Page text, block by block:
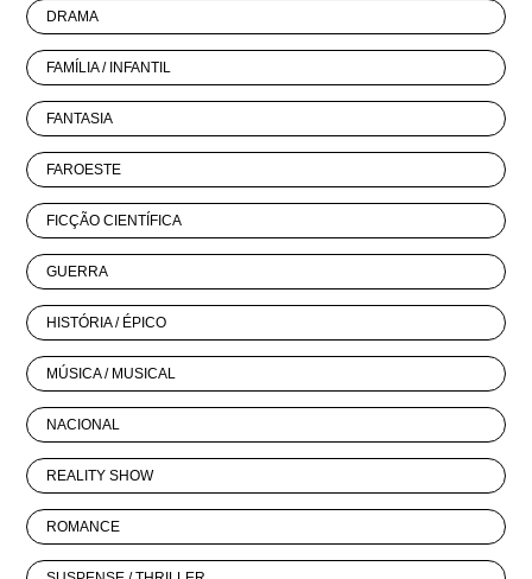
DRAMA
FAMÍLIA / INFANTIL
FANTASIA
FAROESTE
FICÇÃO CIENTÍFICA
GUERRA
HISTÓRIA / ÉPICO
MÚSICA / MUSICAL
NACIONAL
REALITY SHOW
ROMANCE